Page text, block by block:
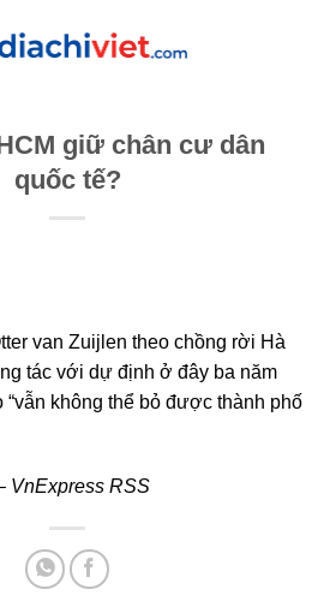
giữ chân cư dân
quốc tế?
van Zuijlen theo chồng rời Hà
tác với dự định ở đây ba năm
“vẫn không thể bỏ được thành phố
VnExpress RSS